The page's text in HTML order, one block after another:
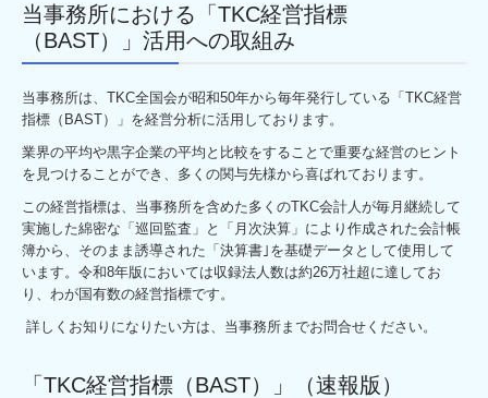
キャリアアップ・教育制度
募集要項
お問い合わせ
プライバシーポリシー
当事務所における「TKC経営指標
（BAST）」活用への取組み
当事務所は、TKC全国会が昭和50年から毎年発行している「TKC経営
指標（BAST）」を経営分析に活用しております。
業界の平均や黒字企業の平均と比較をすることで重要な経営のヒント
を見つけることができ、多くの関与先様から喜ばれております。
この経営指標は、当事務所を含めた多くのTKC会計人が毎月継続して
実施した綿密な「巡回監査」と「月次決算」により作成された会計帳
簿から、そのまま誘導された「決算書｣を基礎データとして使用して
います。令和8年版においては収録法人数は約26万社超に達してお
り、わが国有数の経営指標です。
詳しくお知りになりたい方は、当事務所までお問合せください。
「TKC経営指標（BAST）」（速報版）